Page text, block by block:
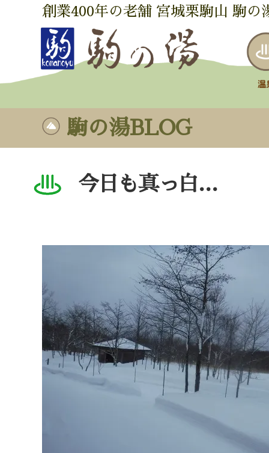
創業400年の老舗 宮城栗駒山 駒の
駒の湯BLOG
今日も真っ白…